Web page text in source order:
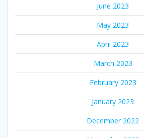
June 2023
May 2023
April 2023
March 2023
February 2023
January 2023
December 2022